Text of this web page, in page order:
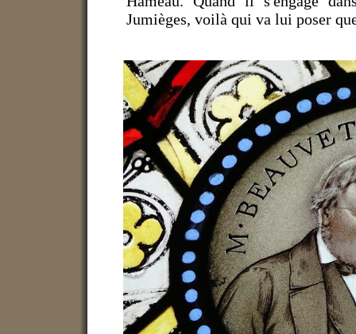
Jumièges, voilà qui va lui poser